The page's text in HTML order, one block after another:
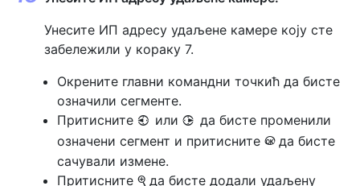
Унесите ИП адресу удаљене камере коју сте
забележили у кораку 7.
Окрените главни командни точкић да бисте
означили сегменте.
Притисните 4 или 2 да бисте променили
означени сегмент и притисните J да бисте
сачували измене.
Притисните X да бисте додали удаљену